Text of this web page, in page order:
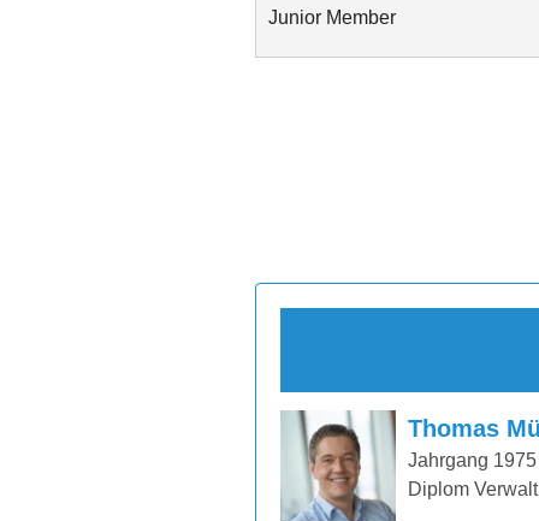
Junior Member
Thomas
Jahrgang 1975
Diplom